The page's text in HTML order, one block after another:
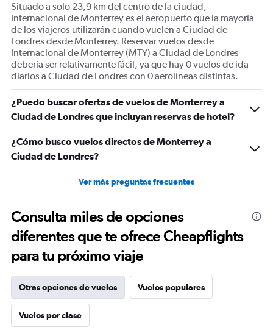
Situado a solo 23,9 km del centro de la ciudad,
Internacional de Monterrey es el aeropuerto que la mayoría
de los viajeros utilizarán cuando vuelen a Ciudad de
Londres desde Monterrey. Reservar vuelos desde
Internacional de Monterrey (MTY) a Ciudad de Londres
debería ser relativamente fácil, ya que hay 0 vuelos de ida
diarios a Ciudad de Londres con 0 aerolíneas distintas.
¿Puedo buscar ofertas de vuelos de Monterrey a
Ciudad de Londres que incluyan reservas de hotel?
¿Cómo busco vuelos directos de Monterrey a
Ciudad de Londres?
Ver más preguntas frecuentes
Consulta miles de opciones
diferentes que te ofrece Cheapflights
para tu próximo viaje
Otras opciones de vuelos Vuelos populares
Vuelos por clase